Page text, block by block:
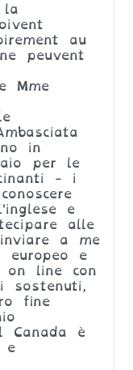
la
au
peuvent
Mme
in
per le
- i
e
alle
a me
e
on line con
sostenuti,
fine
Canada è
e